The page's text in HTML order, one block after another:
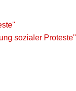
sozialer Proteste"